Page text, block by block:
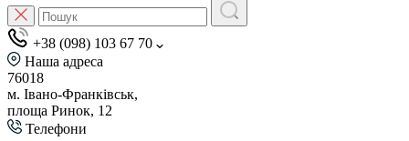
+38 (098) 103 67 70
Наша адреса
76018
м. Івано-Франківськ,
площа Ринок, 12
Телефони